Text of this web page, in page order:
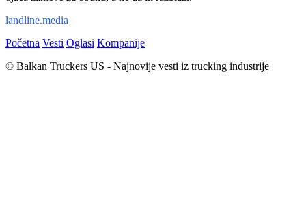
landline.media
Početna Vesti Oglasi Kompanije
© Balkan Truckers US - Najnovije vesti iz trucking industrije